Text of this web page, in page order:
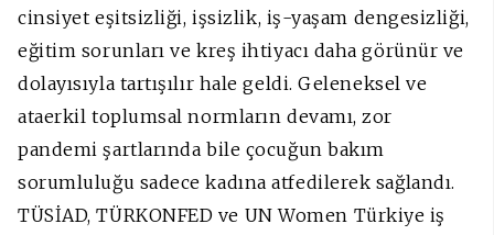
cinsiyet eşitsizliği, işsizlik, iş-yaşam dengesizliği,
eğitim sorunları ve kreş ihtiyacı daha görünür ve
dolayısıyla tartışılır hale geldi. Geleneksel ve
ataerkil toplumsal normların devamı, zor
pandemi şartlarında bile çocuğun bakım
sorumluluğu sadece kadına atfedilerek sağlandı.
TÜSİAD, TÜRKONFED ve UN Women Türkiye iş